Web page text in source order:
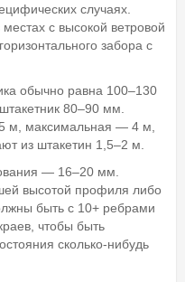
случаях.
с высокой ветровой
забора с
обычно равна 100–130
80–90 мм.
м, максимальная — 4 м,
из штакетин 1,5–2 м.
— 16–20 мм.
высотой профиля либо
быть с 10+ ребрами
чтобы быть
сколько-нибудь